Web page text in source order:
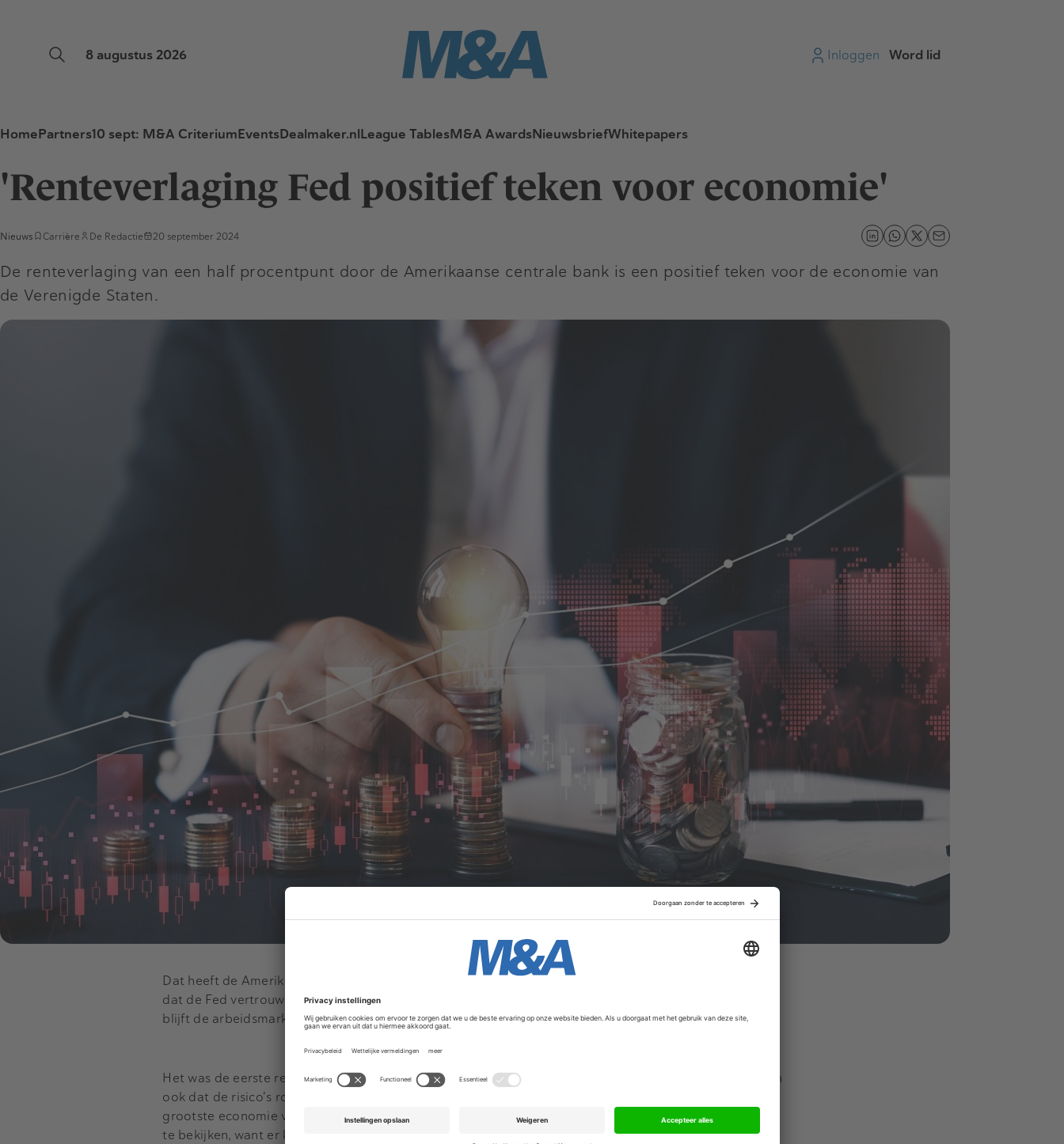
8 augustus 2026 Inloggen Word lid
HomePartners10 sept: M&A CriteriumEventsDealmaker.nlLeague TablesM&A AwardsNieuwsbriefWhitepapers
'Renteverlaging Fed positief teken voor economie'
Nieuws Carrière De Redactie 20 september 2024
De renteverlaging van een half procentpunt door de Amerikaanse centrale bank is een positief teken voor de economie van
de Verenigde Staten.
Dat heeft de Amerikaanse minister van Financiën Janet Yellen gezegd. Volgens haar geeft die stap aan
dat de Fed vertrouwen heeft dat de inflatie op koers ligt naar de doelstelling van twee procent. Ook
blijft de arbeidsmarkt volgens Yellen sterk.
Het was de eerste renteverlaging door de Fed sinds 2020. Yellen zei op een bijeenkomst in Washington
ook dat de risico's rond de inflatie duidelijk zijn afgenomen. Ze verwacht dat de rente in 's werelds
grootste economie verder zal dalen, maar stelt wel dat het belangrijk is om alle beschikbare informatie
te bekijken, want er kunnen altijd verrassingen zijn.